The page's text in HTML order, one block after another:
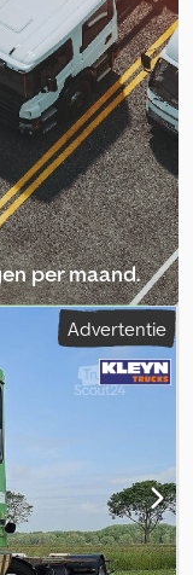
, * Terberg
* Geschikt
manoeuvreren van
* Alles volledig
per maand.
Advertentie